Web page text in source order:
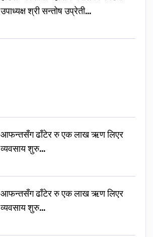
उपाध्यक्ष श्री सन्तोष उप्रेती…
आफन्तसँग ढाँटेर रु एक लाख ऋण लिएर
व्यवसाय शुरु…
आफन्तसँग ढाँटेर रु एक लाख ऋण लिएर
व्यवसाय शुरु…